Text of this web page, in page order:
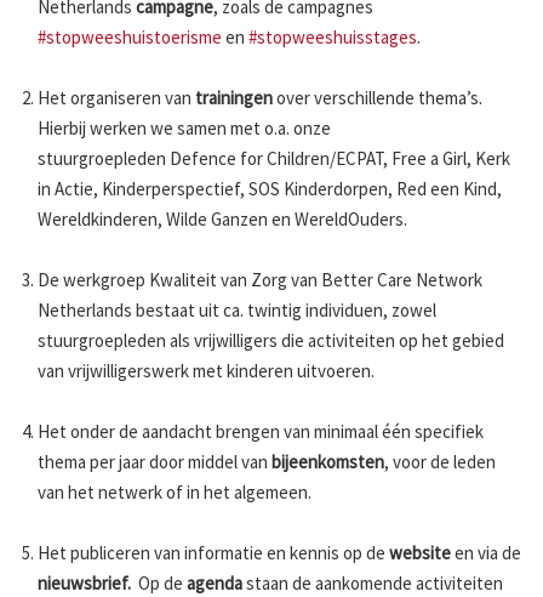
Netherlands campagne, zoals de campagnes
#stopweeshuistoerisme en #stopweeshuisstages.
Het organiseren van trainingenover verschillende thema’s.
Hierbij werken we samen met o.a. onze
stuurgroepleden Defence for Children/ECPAT, Free a Girl, Kerk
in Actie, Kinderperspectief, SOS Kinderdorpen, Red een Kind,
Wereldkinderen, Wilde Ganzen en WereldOuders.
De werkgroep Kwaliteit van Zorg van Better Care Network
Netherlands bestaat uit ca. twintig individuen, zowel
stuurgroepleden als vrijwilligers die activiteiten op het gebied
van vrijwilligerswerk met kinderen uitvoeren.
Het onder de aandacht brengen van minimaal één specifiek
thema per jaar door middel van bijeenkomsten, voor de leden
van het netwerk of in het algemeen.
Het publiceren van informatie en kennis op de websiteen via de
nieuwsbrief. Op de agendastaan de aankomende activiteiten